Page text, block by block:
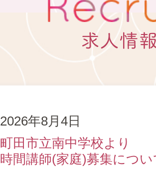
2026年8月4日
町田市立南中学校より
時間講師(家庭)募集につ